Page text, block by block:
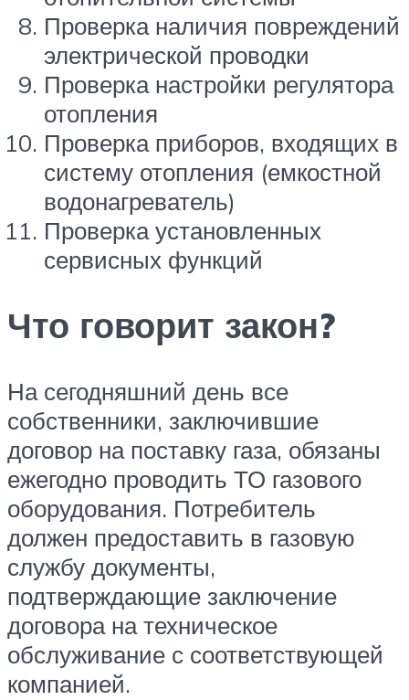
Проверка наличия повреждений
электрической проводки
Проверка настройки регулятора
отопления
Проверка приборов, входящих в
систему отопления (емкостной
водонагреватель)
Проверка установленных
сервисных функций
Что говорит закон?
На сегодняшний день все
собственники, заключившие
договор на поставку газа, обязаны
ежегодно проводить ТО газового
оборудования. Потребитель
должен предоставить в газовую
службу документы,
подтверждающие заключение
договора на техническое
обслуживание с соответствующей
компанией.